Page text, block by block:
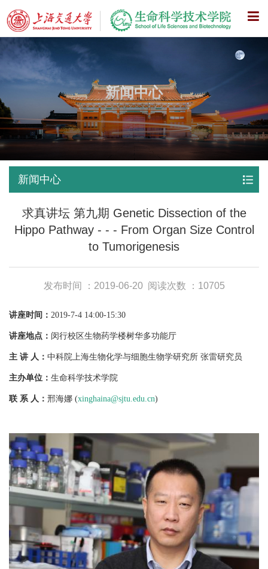
X
新闻中心
新闻中心
求真讲坛 第九期 Genetic Dissection of the
Hippo Pathway - - - From Organ Size Control
to Tumorigenesis
发布时间 ：2019-06-20 阅读次数 ：10705
讲座时间： 2019-7-4 14:00-15:30
讲座地点： 闵行校区生物药学楼树华多功能厅
主 讲 人： 中科院上海生物化学与细胞生物学研究所 张雷研究员
主办单位： 生命科学技术学院
联 系 人： 邢海娜 (xinghaina@sjtu.edu.cn)